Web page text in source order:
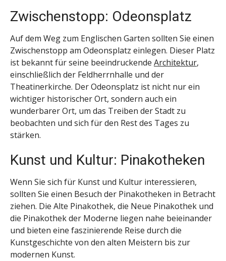
Zwischenstopp: Odeonsplatz
Auf dem Weg zum Englischen Garten sollten Sie einen
Zwischenstopp am Odeonsplatz einlegen. Dieser Platz
ist bekannt für seine beeindruckende Architektur,
einschließlich der Feldherrnhalle und der
Theatinerkirche. Der Odeonsplatz ist nicht nur ein
wichtiger historischer Ort, sondern auch ein
wunderbarer Ort, um das Treiben der Stadt zu
beobachten und sich für den Rest des Tages zu
stärken.
Kunst und Kultur: Pinakotheken
Wenn Sie sich für Kunst und Kultur interessieren,
sollten Sie einen Besuch der Pinakotheken in Betracht
ziehen. Die Alte Pinakothek, die Neue Pinakothek und
die Pinakothek der Moderne liegen nahe beieinander
und bieten eine faszinierende Reise durch die
Kunstgeschichte von den alten Meistern bis zur
modernen Kunst.